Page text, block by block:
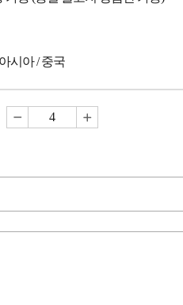
시아 / 중국